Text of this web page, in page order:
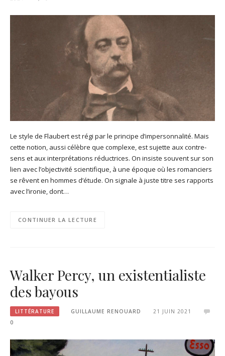
Le style de Flaubert est régi par le principe d’impersonnalité. Mais
cette notion, aussi célèbre que complexe, est sujette aux contre-
sens et aux interprétations réductrices. On insiste souvent sur son
lien avec l’objectivité scientifique, à une époque où les romanciers
se rêvent en hommes d’étude. On signale à juste titre ses rapports
avec l’ironie, dont…
CONTINUER LA LECTURE
Walker Percy, un existentialiste
des bayous
LITTÉRATURE GUILLAUME RENOUARD
21 JUIN 2021
0